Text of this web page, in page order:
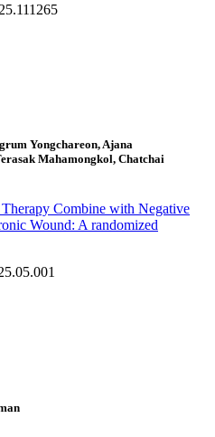
Yongchareon, Ajana
Mahamongkol, Chatchai
Combine with Negative
Wound: A randomized